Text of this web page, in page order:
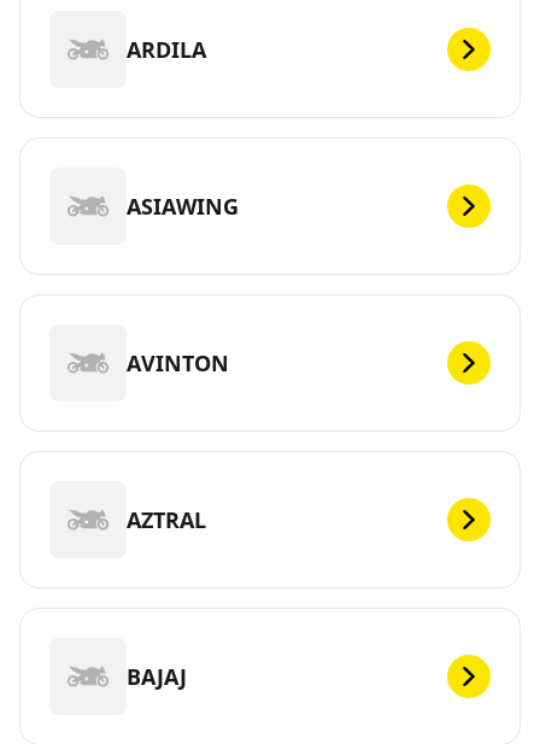
ARDILA
ASIAWING
AVINTON
AZTRAL
BAJAJ